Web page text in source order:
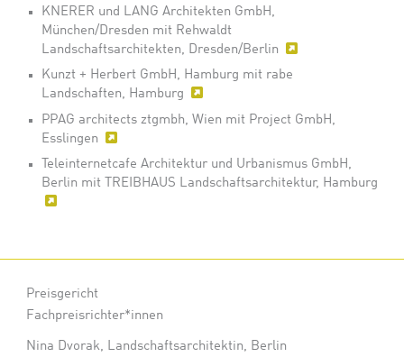
KNERER und LANG Architekten GmbH,
München/Dresden mit Rehwaldt
Landschaftsarchitekten, Dresden/Berlin
Kunzt + Herbert GmbH, Hamburg mit rabe
Landschaften, Hamburg
PPAG architects ztgmbh, Wien mit Project GmbH,
Esslingen
Teleinternetcafe Architektur und Urbanismus GmbH,
Berlin mit TREIBHAUS Landschaftsarchitektur, Hamburg
Preisgericht
Fachpreisrichter*innen
Nina Dvorak, Landschaftsarchitektin, Berlin